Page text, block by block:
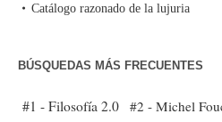
Catálogo razonado de la lujuria
BÚSQUEDAS MÁS FRECUENTES
#1 - Filosofía 2.0 #2 - Michel